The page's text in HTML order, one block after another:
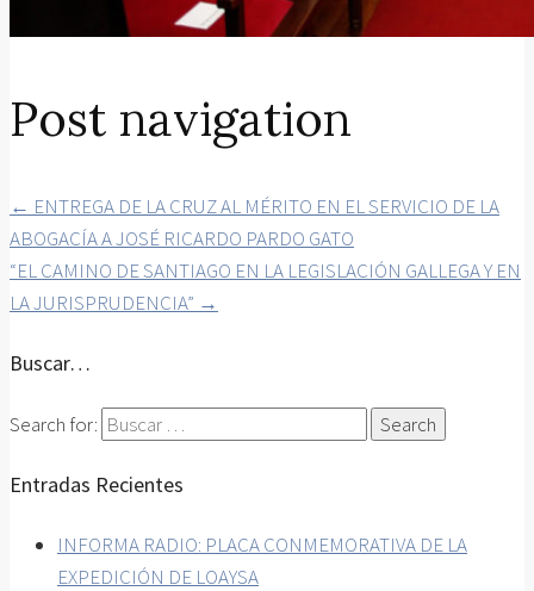
Post navigation
← ENTREGA DE LA CRUZ AL MÉRITO EN EL SERVICIO DE LA
ABOGACÍA A JOSÉ RICARDO PARDO GATO
“EL CAMINO DE SANTIAGO EN LA LEGISLACIÓN GALLEGA Y EN
LA JURISPRUDENCIA” →
Buscar…
Search for:
Entradas Recientes
INFORMA RADIO: PLACA CONMEMORATIVA DE LA
EXPEDICIÓN DE LOAYSA